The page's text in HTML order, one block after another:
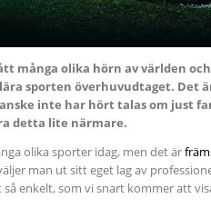
många olika hörn av världen
sporten överhuvudtaget. Det
inte har hört talas om just
detta lite närmare.
olika sporter idag, men det är
man ut sitt eget lag av
enkelt, som vi snart kommer att